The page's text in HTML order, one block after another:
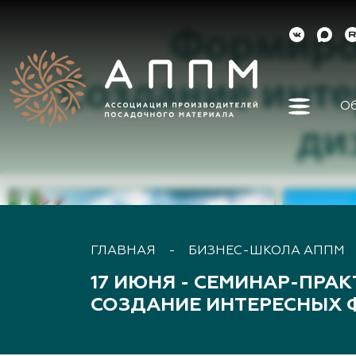
Об
Как
Органы
Наша
Наши
ГЛАВНАЯ - БИЗНЕС-ШКОЛА АППМ
17 ИЮНЯ - СЕМИНАР-
СОЗДАНИЕ